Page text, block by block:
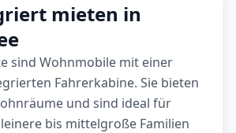
mieten in
sind Wohnmobile mit einer
Fahrerkabine. Sie bieten
und sind ideal für
bis mittelgroße Familien